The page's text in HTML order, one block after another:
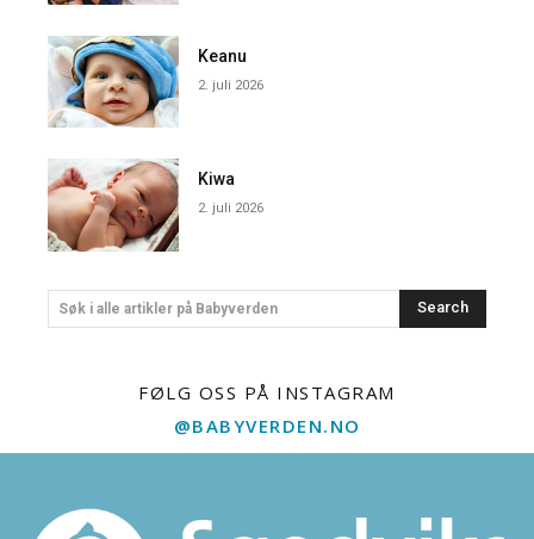
Keanu
2. juli 2026
Kiwa
2. juli 2026
Søk i alle artikler på Babyverden Search
FØLG OSS PÅ INSTAGRAM
@BABYVERDEN.NO